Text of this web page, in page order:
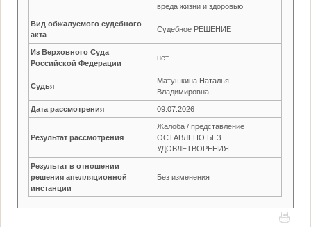
вреда жизни и здоровью
Вид обжалуемого судебного
акта
Судебное РЕШЕНИЕ
Из Верховного Суда
Российской Федерации
нет
Судья
Матушкина Наталья
Владимировна
Дата рассмотрения 09.07.2026
Результат рассмотрения
Жалоба / представление
ОСТАВЛЕНО БЕЗ
УДОВЛЕТВОРЕНИЯ
Результат в отношении
решения апелляционной
инстанции
Без изменения